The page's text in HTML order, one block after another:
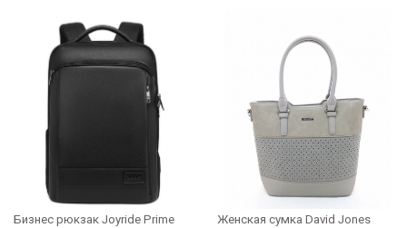
Бизнес рюкзак Joyride Prime
Женская сумка David Jones